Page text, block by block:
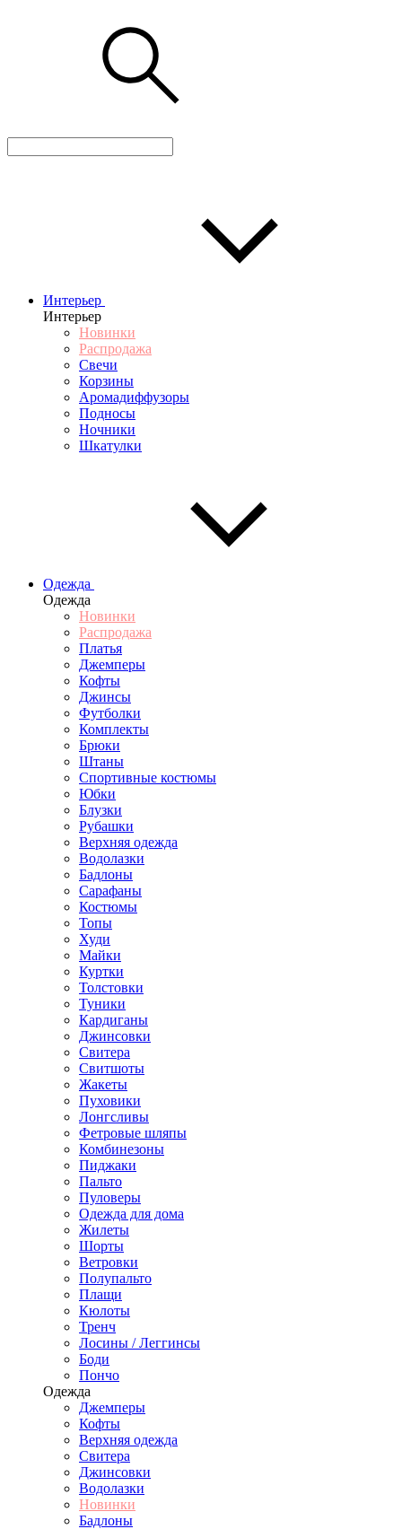
Интерьер
Интерьер
Новинки
Распродажа
Свечи
Корзины
Аромадиффузоры
Подносы
Ночники
Шкатулки
Одежда
Одежда
Новинки
Распродажа
Платья
Джемперы
Кофты
Джинсы
Футболки
Комплекты
Брюки
Штаны
Спортивные костюмы
Юбки
Блузки
Рубашки
Верхняя одежда
Водолазки
Бадлоны
Сарафаны
Костюмы
Топы
Худи
Майки
Куртки
Толстовки
Туники
Кардиганы
Джинсовки
Свитера
Свитшоты
Жакеты
Пуховики
Лонгсливы
Фетровые шляпы
Комбинезоны
Пиджаки
Пальто
Пуловеры
Одежда для дома
Жилеты
Шорты
Ветровки
Полупальто
Плащи
Кюлоты
Тренч
Лосины / Леггинсы
Боди
Пончо
Одежда
Джемперы
Кофты
Верхняя одежда
Свитера
Джинсовки
Водолазки
Новинки
Бадлоны